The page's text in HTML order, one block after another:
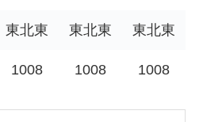
東北東 東北東 東北東
1008 1008 1008